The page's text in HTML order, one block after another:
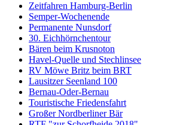
Zeitfahren Hamburg-Berlin
Semper-Wochenende
Permanente Nunsdorf
30. Eichhörnchentour
Bären beim Krusnoton
Havel-Quelle und Stechlinsee
RV Möwe Britz beim BRT
Lausitzer Seenland 100
Bernau-Oder-Bernau
Touristische Friedensfahrt
Großer Nordberliner Bär